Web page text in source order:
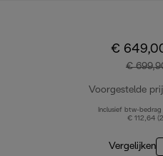
€
€
Voorgestelde
Inclusief btw-bedrag
€ 112,64
Vergelijken